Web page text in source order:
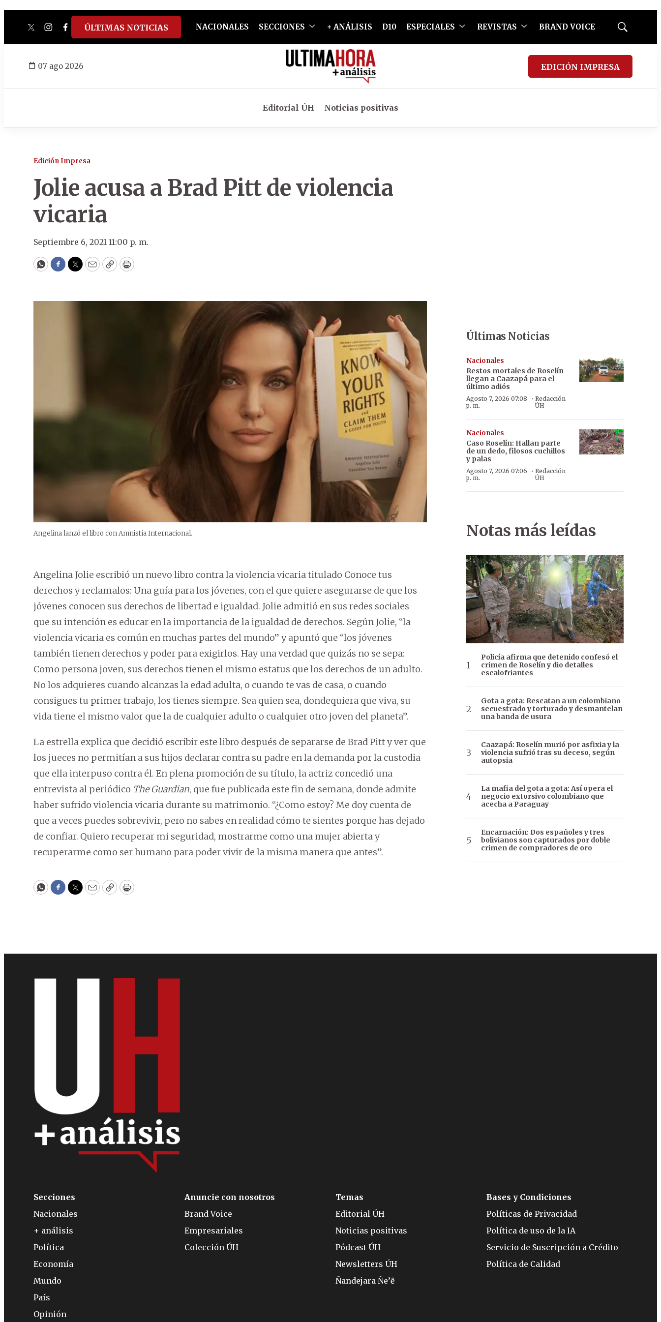
twitterinstagram
facebook
tiktokyoutube
spotify
ÚLTIMAS NOTICIAS NACIONALES SECCIONES + ANÁLISIS D10 ESPECIALES REVISTAS BRAND VOICE
Mostrar
07 ago 2026 EDICIÓN IMPRESA
Editorial ÚH Noticias positivas
Edición Impresa
Jolie acusa a Brad Pitt de violencia
vicaria
Septiembre 6, 2021 11:00 p. m.
WhatsApp
Facebook
Twitter
EmailCopyPrint
Angelina lanzó el libro con Amnistía Internacional.
Angelina Jolie escribió un nuevo libro contra la violencia vicaria titulado Conoce tus
derechos y reclamalos: Una guía para los jóvenes, con el que quiere asegurarse de que los
jóvenes conocen sus derechos de libertad e igualdad. Jolie admitió en sus redes sociales
que su intención es educar en la importancia de la igualdad de derechos. Según Jolie, “la
violencia vicaria es común en muchas partes del mundo” y apuntó que “los jóvenes
también tienen derechos y poder para exigirlos. Hay una verdad que quizás no se sepa:
Como persona joven, sus derechos tienen el mismo estatus que los derechos de un adulto.
No los adquieres cuando alcanzas la edad adulta, o cuando te vas de casa, o cuando
consigues tu primer trabajo, los tienes siempre. Sea quien sea, dondequiera que viva, su
vida tiene el mismo valor que la de cualquier adulto o cualquier otro joven del planeta”.
La estrella explica que decidió escribir este libro después de separarse de Brad Pitt y ver que
los jueces no permitían a sus hijos declarar contra su padre en la demanda por la custodia
que ella interpuso contra él. En plena promoción de su título, la actriz concedió una
entrevista al periódico The Guardian, que fue publicada este fin de semana, donde admite
haber sufrido violencia vicaria durante su matrimonio. “¿Como estoy? Me doy cuenta de
que a veces puedes sobrevivir, pero no sabes en realidad cómo te sientes porque has dejado
de confiar. Quiero recuperar mi seguridad, mostrarme como una mujer abierta y
recuperarme como ser humano para poder vivir de la misma manera que antes”.
WhatsApp
Facebook
Twitter
EmailCopyPrint
Últimas Noticias
Nacionales
Restos mortales de Roselín
llegan a Caazapá para el
último adiós
Agosto 7, 2026 07:08
p. m.
· Redacción
ÚH
Nacionales
Caso Roselín: Hallan parte
de un dedo, filosos cuchillos
y palas
Agosto 7, 2026 07:06
p. m.
· Redacción
ÚH
Notas más leídas
Policía afirma que detenido confesó el
crimen de Roselín y dio detalles
escalofriantes
Gota a gota: Rescatan a un colombiano
secuestrado y torturado y desmantelan
una banda de usura
Caazapá: Roselín murió por asfixia y la
violencia sufrió tras su deceso, según
autopsia
La mafia del gota a gota: Así opera el
negocio extorsivo colombiano que
acecha a Paraguay
Encarnación: Dos españoles y tres
bolivianos son capturados por doble
crimen de compradores de oro
Secciones
Nacionales
+ análisis
Política
Economía
Mundo
País
Opinión
Anuncie con nosotros
Brand Voice
Empresariales
Colección ÚH
Temas
Editorial ÚH
Noticias positivas
Pódcast ÚH
Newsletters ÚH
Ñandejara Ñe’ẽ
Bases y Condiciones
Políticas de Privacidad
Política de uso de la IA
Servicio de Suscripción a Crédito
Política de Calidad